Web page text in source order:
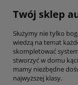
Twój sklep
Służymy nie tylko
wiedzą na temat
skompletować
stworzyć w domu
mamy niezbędne
najwyższej klasy.